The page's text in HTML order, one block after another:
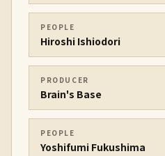
PEOPLE
Hiroshi Ishiodori
PRODUCER
Brain's Base
PEOPLE
Yoshifumi Fukushima